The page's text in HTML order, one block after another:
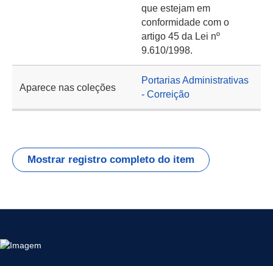
que estejam em
conformidade com o
artigo 45 da Lei nº
9.610/1998.
Aparece nas coleções
Portarias Administrativas
- Correição
Mostrar registro completo do item